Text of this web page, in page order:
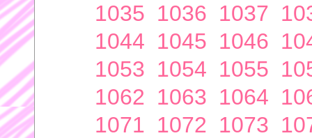
1035 1036 1037
1044 1045 1046
1053 1054 1055
1062 1063 1064
1071 1072 1073